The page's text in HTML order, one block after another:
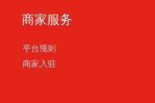
商家服务
平台规则
商家入驻